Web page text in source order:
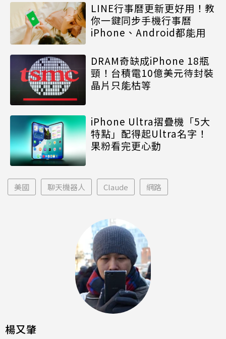
LINE行事曆更新更好用！教
你一鍵同步手機行事曆
iPhone、Android都能用
DRAM奇缺成iPhone 18瓶
頸！台積電10億美元待封裝
晶片只能枯等
iPhone Ultra摺疊機「5大
特點」配得起Ultra名字！
果粉看完更心動
美國 聊天機器人 Claude 網路
楊又肇